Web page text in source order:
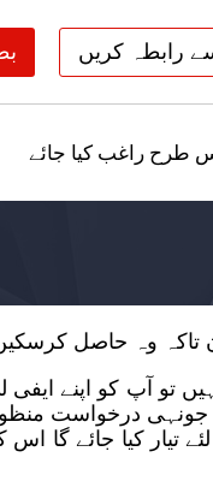
رابطہ کریں
طرح راغب کیا جائے
جونہی درخواست
تیار کیا جائے